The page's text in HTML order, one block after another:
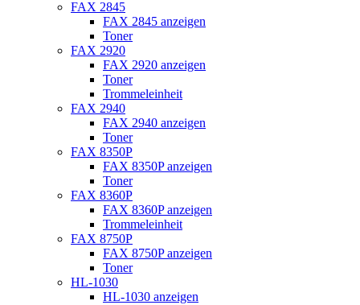
FAX 2845
FAX 2845 anzeigen
Toner
FAX 2920
FAX 2920 anzeigen
Toner
Trommeleinheit
FAX 2940
FAX 2940 anzeigen
Toner
FAX 8350P
FAX 8350P anzeigen
Toner
FAX 8360P
FAX 8360P anzeigen
Trommeleinheit
FAX 8750P
FAX 8750P anzeigen
Toner
HL-1030
HL-1030 anzeigen